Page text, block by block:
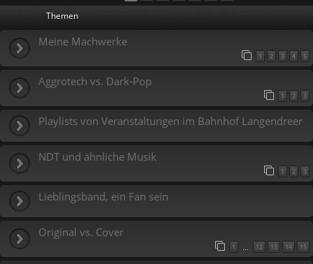
Themen
Meine Machwerke
1 2 3 4 5
Aggrotech vs. Dark-Pop
1 2 3
Playlists von Veranstaltungen im Bahnhof Langendreer
NDT und ähnliche Musik
1 2 3
Lieblingsband, ein Fan sein
Original vs. Cover
1 … 12 13 14 15